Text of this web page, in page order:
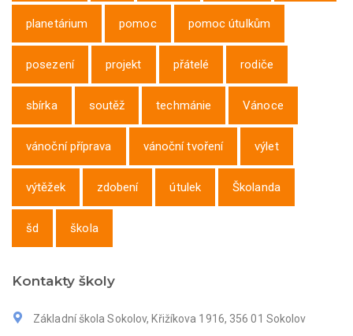
planetárium pomoc pomoc útulkům
posezení projekt přátelé rodiče
sbírka soutěž techmánie Vánoce
vánoční příprava vánoční tvoření výlet
výtěžek zdobení útulek Školanda
šd škola
Kontakty školy
Základní škola Sokolov, Křižíkova 1916, 356 01 Sokolov